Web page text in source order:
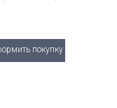
покупку